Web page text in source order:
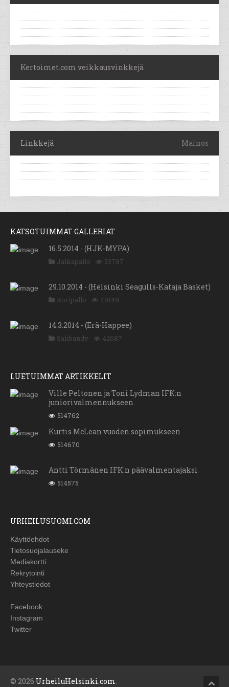
Kertoimet.com veikkausvinkkejä
Linkkejä Mainos
KATSOTUIMMAT GALLERIAT
16.5.2014 - (HJK-MYPA)
Jalkapallo 53787
29.10.2014 - (Helsinki Seagulls-Kataja Basket)
Koripallo 48149
14.3.2014 - (Erä-Happee)
Salibandy 42687
LUETUIMMAT ARTIKKELIT
Ville Peltonen ja Toni Lydman IFK:n
juniorivalmennukseen
514762
Kurtis McLean vuoden sopimukseen
514670
Antti Törmänen IFK:n päävalmentajaksi
514575
URHEILUSUOMI.COM
Käyttöehdot
Tietosuojalauseke
Mediakortti
Rekrytointi
Yhteystiedot
Facebook
Instagram
Twitter
© 2026 UrheiluHelsinki.com.